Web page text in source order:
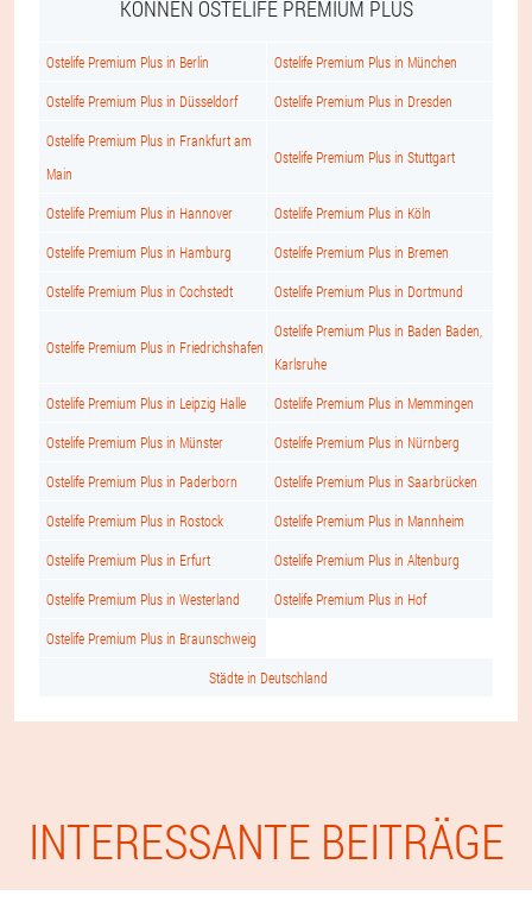
KÖNNEN OSTELIFE PREMIUM PLUS
Ostelife Premium Plus in Berlin Ostelife Premium Plus in München
Ostelife Premium Plus in Düsseldorf Ostelife Premium Plus in Dresden
Ostelife Premium Plus in Frankfurt am
Main
Ostelife Premium Plus in Stuttgart
Ostelife Premium Plus in Hannover Ostelife Premium Plus in Köln
Ostelife Premium Plus in Hamburg Ostelife Premium Plus in Bremen
Ostelife Premium Plus in Cochstedt Ostelife Premium Plus in Dortmund
Ostelife Premium Plus in Friedrichshafen
Ostelife Premium Plus in Baden Baden,
Karlsruhe
Ostelife Premium Plus in Leipzig Halle Ostelife Premium Plus in Memmingen
Ostelife Premium Plus in Münster Ostelife Premium Plus in Nürnberg
Ostelife Premium Plus in Paderborn Ostelife Premium Plus in Saarbrücken
Ostelife Premium Plus in Rostock Ostelife Premium Plus in Mannheim
Ostelife Premium Plus in Erfurt Ostelife Premium Plus in Altenburg
Ostelife Premium Plus in Westerland Ostelife Premium Plus in Hof
Ostelife Premium Plus in Braunschweig
Städte in Deutschland
INTERESSANTE BEITRÄGE